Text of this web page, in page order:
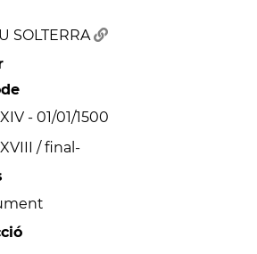
SOLTERRA
- 01/01/1500
/ final-